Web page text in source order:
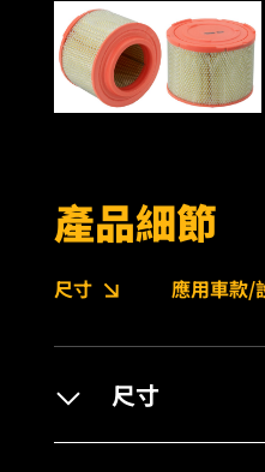
產品細節
尺寸 應用車款/
尺寸